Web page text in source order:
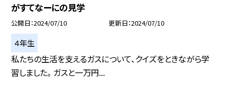
がすてなーにの見学
公開日 2024/07/10 更新日 2024/07/10
４年生
私たちの生活を支えるガスについて、クイズをときながら学
習しました。 ガスと一万円...